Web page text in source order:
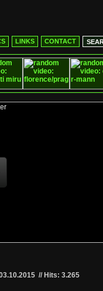
LINKS CONTACT
// Hits: 3.265